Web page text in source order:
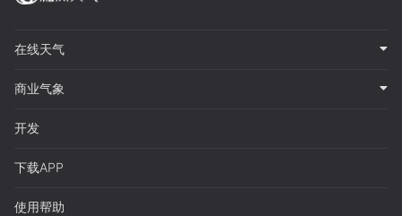
在线天气
商业气象
开发
下载APP
使用帮助